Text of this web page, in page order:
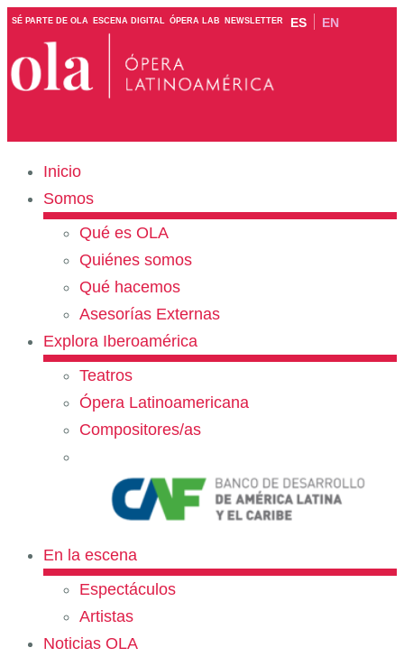
SÉ PARTE DE OLA ESCENA DIGITAL ÓPERA LAB NEWSLETTER ES EN
Inicio
Somos
Qué es OLA
Quiénes somos
Qué hacemos
Asesorías Externas
Explora Iberoamérica
Teatros
Ópera Latinoamericana
Compositores/as
En la escena
Espectáculos
Artistas
Noticias OLA